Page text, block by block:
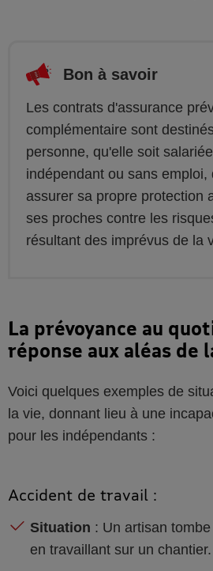
Bon à savoir
Les contrats d'assurance
complémentaire sont
personne, qu'elle soit
indépendant ou sans emploi,
assurer sa propre protection
ses proches contre les
résultant des imprévus de la
La prévoyance au
réponse aux aléas de
Voici quelques exemples de
la vie, donnant lieu à une
pour les indépendants :
Accident de travail :
Situation : Un artisan
en travaillant sur un chantier.